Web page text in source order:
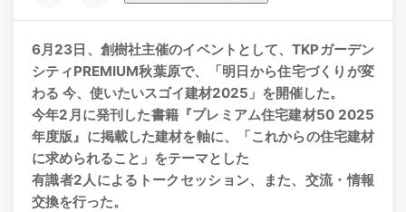
6月23日、創樹社主催のイベントとして、TKPガーデン
シティPREMIUM秋葉原で、「明日から住宅づくりが変
わる 今、使いたいスゴイ建材2025」を開催した。
今年2月に発刊した書籍『プレミアム住宅建材50 2025
年度版』に掲載した建材を軸に、「これからの住宅建材
に求められること」をテーマとした
有識者2人によるトークセッション、また、交流・情報
交換を行った。